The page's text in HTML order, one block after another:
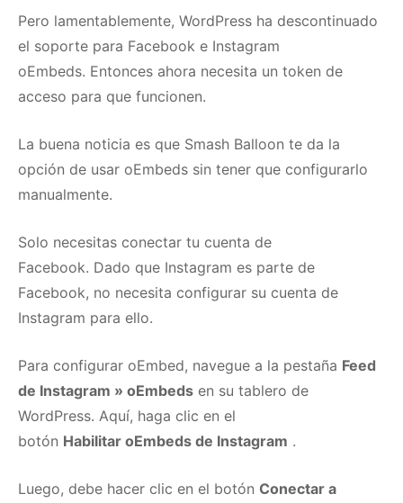
Pero lamentablemente, WordPress ha descontinuado
el soporte para Facebook e Instagram
oEmbeds. Entonces ahora necesita un token de
acceso para que funcionen.
La buena noticia es que Smash Balloon te da la
opción de usar oEmbeds sin tener que configurarlo
manualmente.
Solo necesitas conectar tu cuenta de
Facebook. Dado que Instagram es parte de
Facebook, no necesita configurar su cuenta de
Instagram para ello.
Para configurar oEmbed, navegue a la pestaña Feed
de Instagram » oEmbeds en su tablero de
WordPress. Aquí, haga clic en el
botón Habilitar oEmbeds de Instagram .
Luego, debe hacer clic en el botón Conectar a